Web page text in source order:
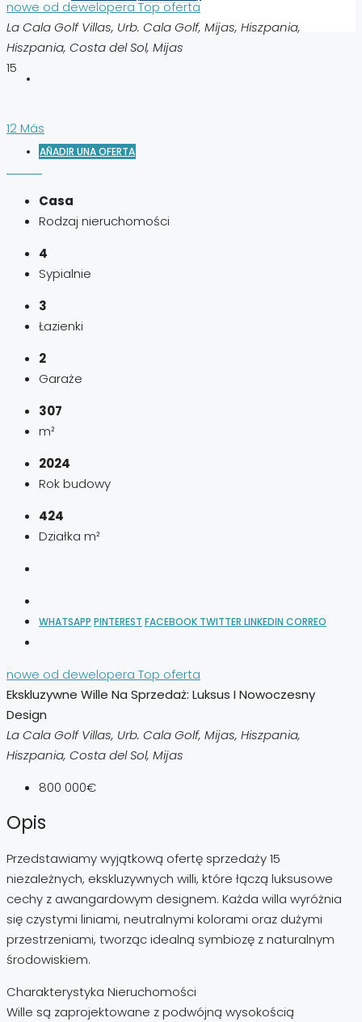
AÑADIR UNA OFERTA
nowe od deweloperaTop oferta
La Cala Golf Villas, Urb. Cala Golf, Mijas, Hiszpania,
Hiszpania, Costa del Sol, Mijas
15
12 Más
Casa
Rodzaj nieruchomości
4
Sypialnie
3
Łazienki
2
Garaże
307
m²
2024
Rok budowy
424
Działka m²
WHATSAPP PINTEREST FACEBOOK TWITTER LINKEDIN CORREO
nowe od dewelopera Top oferta
Ekskluzywne Wille Na Sprzedaż: Luksus I Nowoczesny
Design
La Cala Golf Villas, Urb. Cala Golf, Mijas, Hiszpania,
Hiszpania, Costa del Sol, Mijas
800 000€
Opis
Przedstawiamy wyjątkową ofertę sprzedaży 15
niezależnych, ekskluzywnych willi, które łączą luksusowe
cechy z awangardowym designem. Każda willa wyróżnia
się czystymi liniami, neutralnymi kolorami oraz dużymi
przestrzeniami, tworząc idealną symbiozę z naturalnym
środowiskiem.
Charakterystyka Nieruchomości
Wille są zaprojektowane z podwójną wysokością